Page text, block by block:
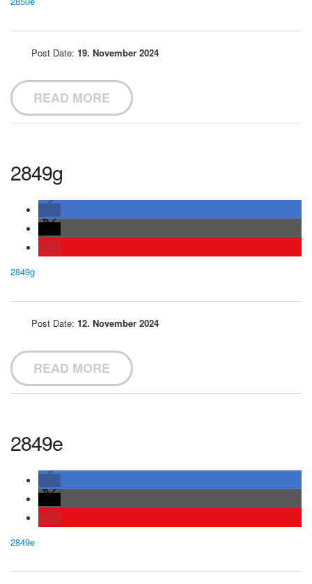
Post Date: 19. November 2024
READ MORE
2849g
2849g
Post Date: 12. November 2024
READ MORE
2849e
2849e